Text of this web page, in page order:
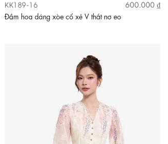
KK189-16
600.000 ₫
Đầm hoa dáng xòe cổ xẻ V thắt nơ eo